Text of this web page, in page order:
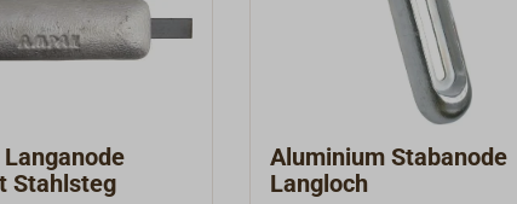
Stahlsteg
Aluminium Stabanode
Langloch